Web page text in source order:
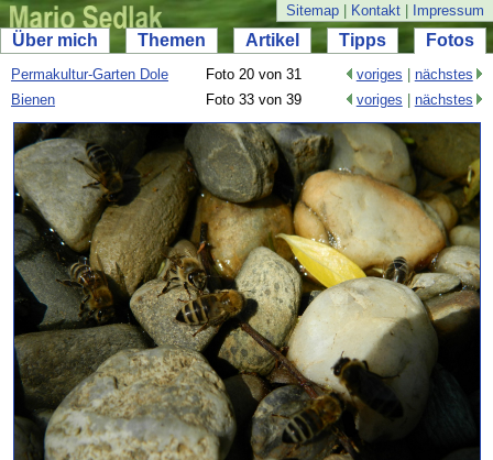
Sitemap Kontakt Impressum
Über mich Themen Artikel Tipps Fotos
Permakultur-Garten Dole Foto 20 von 31 voriges
nächstes
Bienen
Foto 33 von 39 voriges nächstes